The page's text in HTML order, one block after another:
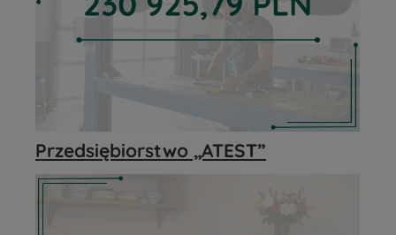
Przedsiębiorstwo „ATEST”